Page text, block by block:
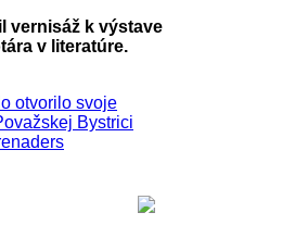
vernisáž k výstave
v literatúre.
otvorilo svoje
Bystrici